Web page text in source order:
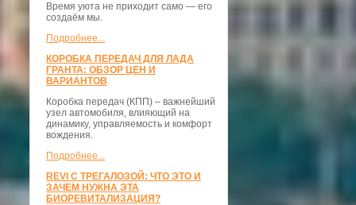
Время уюта не приходит само — его
создаём мы.
Подробнее...
КОРОБКА ПЕРЕДАЧ ДЛЯ ЛАДА
ГРАНТА: ОБЗОР ЦЕН И
ВАРИАНТОВ
Коробка передач (КПП) – важнейший
узел автомобиля, влияющий на
динамику, управляемость и комфорт
вождения.
Подробнее...
REVI С ТРЕГАЛОЗОЙ: ЧТО ЭТО И
ЗАЧЕМ НУЖНА ЭТА
БИОРЕВИТАЛИЗАЦИЯ?